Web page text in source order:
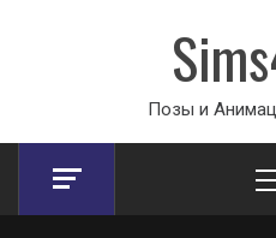
Позы и